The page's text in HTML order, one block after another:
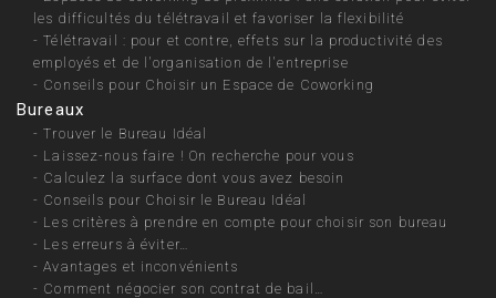
les difficultés du télétravail et favoriser la flexibilité
-Télétravail : pour et contre, effets sur la productivité des
employés et de l'organisation de l'entreprise
- Conseils pour Choisir un Espace de Coworking
Bureaux
-Trouver le Bureau Idéal
- Laissez-nous faire ! On recherche pour vous
- Calculez la surface dont vous avez besoin
- Conseils pour Choisir le Bureau Idéal
- Les critères à prendre en compte pour choisir son bureau
- Les erreurs à éviter…
-Avantages et inconvénients
- Comment négocier son contrat de bail…